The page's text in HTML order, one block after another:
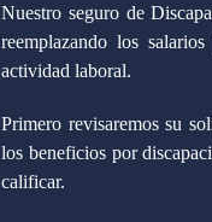
Nuestro seguro de
reemplazando los
actividad laboral.
Primero revisaremos su
los beneficios por
calificar.